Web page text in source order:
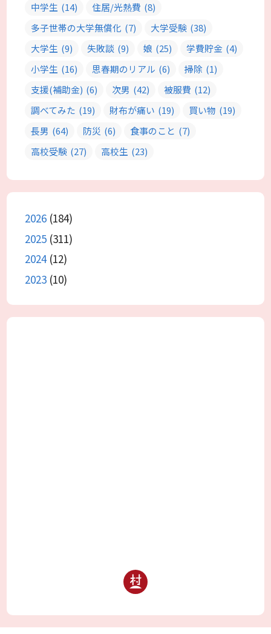
中学生 (14) 住居/光熱費 (8)
多子世帯の大学無償化 (7) 大学受験 (38)
大学生 (9) 失敗談 (9) 娘 (25) 学費貯金 (4)
小学生 (16) 思春期のリアル (6) 掃除 (1)
支援(補助金) (6) 次男 (42) 被服費 (12)
調べてみた (19) 財布が痛い (19) 買い物 (19)
長男 (64) 防災 (6) 食事のこと (7)
高校受験 (27) 高校生 (23)
2026 (184)
2025 (311)
2024(12)
2023 (10)